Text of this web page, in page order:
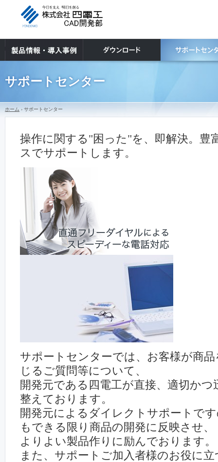
サポートセンター
ホーム › サポートセンター
操作に関する"困った"を、即解決。豊
スでサポートします。
サポートセンターでは、お客様が商
じるご質問等について、
開発元である四電工が直接、適切か
整えております。
開発元によるダイレクトサポートで
もできる限り商品の開発に反映させ、
よりよい製品作りに励んでおります。
また、サポートご加入者様のお役に